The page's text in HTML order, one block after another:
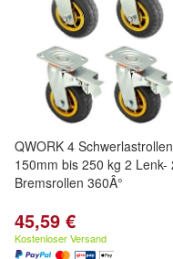
QWORK 4 Schwerlastrollen
150mm bis 250 kg 2 Lenk-
Bremsrollen 360Â°
45,59 €
Kostenloser Versand